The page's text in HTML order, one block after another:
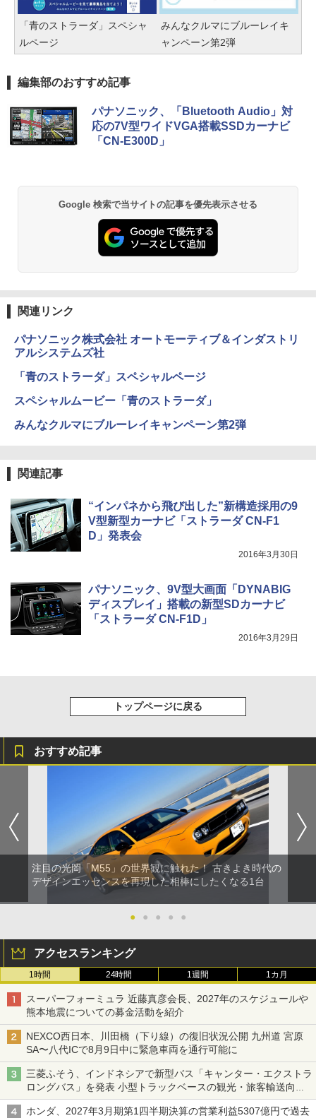
「青のストラーダ」スペシャ
ルページ
みんなクルマにブルーレイキ
ャンペーン第2弾
編集部のおすすめ記事
パナソニック、「Bluetooth Audio」対
応の7V型ワイドVGA搭載SSDカーナビ
「CN-E300D」
Google 検索で当サイトの記事を優先表示させる
関連リンク
パナソニック株式会社 オートモーティブ＆インダストリ
アルシステムズ社
「青のストラーダ」スペシャルページ
スペシャルムービー「青のストラーダ」
みんなクルマにブルーレイキャンペーン第2弾
関連記事
“インパネから飛び出した”新構造採用の9
V型新型カーナビ「ストラーダ CN-F1
D」発表会
2016年3月30日
パナソニック、9V型大画面「DYNABIG
ディスプレイ」搭載の新型SDカーナビ
「ストラーダ CN-F1D」
2016年3月29日
トップページに戻る
おすすめ記事
注目の光岡「M55」の世界観に触れた！ 古きよき時代の
デザインエッセンスを再現した相棒にしたくなる1台
● ● ● ● ●
アクセスランキング
1時間 24時間 1週間 1カ月
スーパーフォーミュラ 近藤真彦会長、2027年のスケジュールや
熊本地震についての募金活動を紹介
NEXCO西日本、川田橋（下り線）の復旧状況公開 九州道 宮原
SA〜八代ICで8月9日中に緊急車両を通行可能に
三菱ふそう、インドネシアで新型バス「キャンター・エクストラ
ロングバス」を発表 小型トラックベースの観光・旅客輸送向け
バス
ホンダ、2027年3月期第1四半期決算の営業利益5307億円で過去